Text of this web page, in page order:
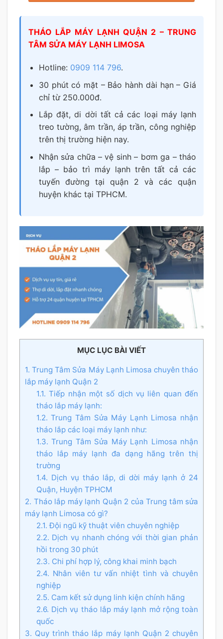
THÁO LẮP MÁY LẠNH QUẬN 2 – TRUNG
TÂM SỬA MÁY LẠNH LIMOSA
Hotline: 0909 114 796.
30 phút có mặt – Bảo hành dài hạn – Giá
chỉ từ 250.000đ.
Lắp đặt, di dời tất cả các loại máy lạnh
treo tường, âm trần, áp trần, công nghiệp
trên thị trường hiện nay.
Nhận sửa chữa – vệ sinh – bơm ga – tháo
lắp – bảo trì máy lạnh trên tất cả các
tuyến đường tại quận 2 và các quận
huyện khác tại TPHCM.
MỤC LỤC BÀI VIẾT
1. Trung Tâm Sửa Máy Lạnh Limosa chuyên tháo
lắp máy lạnh Quận 2
1.1. Tiếp nhận một số dịch vụ liên quan đến
tháo lắp máy lạnh:
1.2. Trung Tâm Sửa Máy Lạnh Limosa nhận
tháo lắp các loại máy lạnh như:
1.3. Trung Tâm Sửa Máy Lạnh Limosa nhận
tháo lắp máy lạnh đa dạng hãng trên thị
trường
1.4. Dịch vụ tháo lắp, di dời máy lạnh ở 24
Quận, Huyện TPHCM
2. Tháo lắp máy lạnh Quận 2 của Trung tâm sửa
máy lạnh Limosa có gì?
2.1. Đội ngũ kỹ thuật viên chuyên nghiệp
2.2. Dịch vụ nhanh chóng với thời gian phản
hồi trong 30 phút
2.3. Chi phí hợp lý, công khai minh bạch
2.4. Nhân viên tư vấn nhiệt tình và chuyên
nghiệp
2.5. Cam kết sử dụng linh kiện chính hãng
2.6. Dịch vụ tháo lắp máy lạnh mở rộng toàn
quốc
3. Quy trình tháo lắp máy lạnh Quận 2 chuyên